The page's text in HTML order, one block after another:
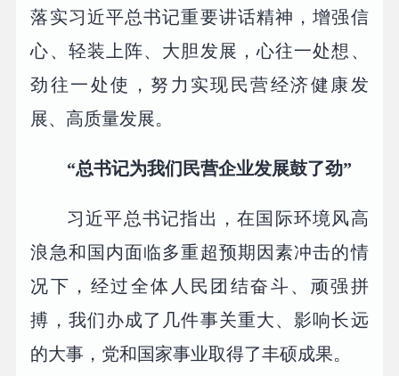
落实习近平总书记重要讲话精神，增强信
心、轻装上阵、大胆发展，心往一处想、
劲往一处使，努力实现民营经济健康发
展、高质量发展。
“总书记为我们民营企业发展鼓了劲”
习近平总书记指出，在国际环境风高
浪急和国内面临多重超预期因素冲击的情
况下，经过全体人民团结奋斗、顽强拼
搏，我们办成了几件事关重大、影响长远
的大事，党和国家事业取得了丰硕成果。